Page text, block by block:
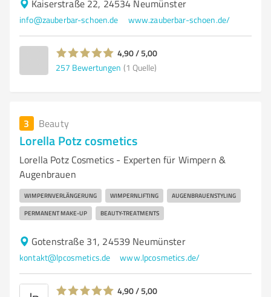
Kaiserstraße 22, 24534 Neumünster
info@zauberbar-schoen.de www.zauberbar-schoen.de/
4,90 / 5,00
257 Bewertungen (1 Quelle)
3 Beauty
Lorella Potz cosmetics
Lorella Potz Cosmetics - Experten für Wimpern &
Augenbrauen
WIMPERNVERLÄNGERUNG WIMPERNLIFTING AUGENBRAUENSTYLING
PERMANENT MAKE-UP BEAUTY-TREATMENTS
Gotenstraße 31, 24539 Neumünster
kontakt@lpcosmetics.de www.lpcosmetics.de/
4,90 / 5,00